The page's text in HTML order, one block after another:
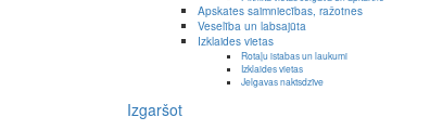
Apskates saimniecības, ražotnes
Veselība un labsajūta
Izklaides vietas
Rotaļu istabas un laukumi
Izklaides vietas
Jelgavas naktsdzīve
Izgaršot